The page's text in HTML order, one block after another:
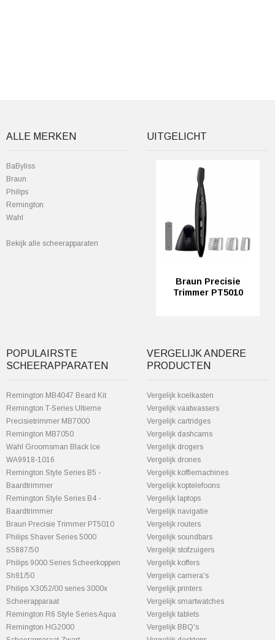
ALLE MERKEN
BaByliss
Braun
Philips
Remington
Wahl
Bekijk alle scheerapparaten
UITGELICHT
Braun Precisie
Trimmer PT5010
POPULAIRSTE
SCHEERAPPARATEN
Remington MB4047 Beard Kit
Remington T-Series Ultieme
Precisietrimmer MB7000
Remington MB7050
Wahl Groomsman Black Ice
WA9918-1016
Remington Style Series B5 -
Baardtrimmer
Remington Style Series B4 -
Baardtrimmer
Braun Precisie Trimmer PT5010
Philips Shaver Series 5000
S5887/50
Philips 9000 Series Scheerkoppen
Sh91/50
Philips X3052/00 series 3000x
Scheerapparaat
Remington R6 Style Series Aqua
Remington HG2000
VERGELIJK ANDERE
PRODUCTEN
Vergelijk koelkasten
Vergelijk vaatwassers
Vergelijk cartridges
Vergelijk dashcams
Vergelijk drogers
Vergelijk drones
Vergelijk koffiemachines
Vergelijk koptelefoons
Vergelijk laptops
Vergelijk navigatie
Vergelijk routers
Vergelijk soundbars
Vergelijk stofzuigers
Vergelijk koffers
Vergelijk camera's
Vergelijk printers
Vergelijk smartwatches
Vergelijk tablets
Vergelijk BBQ's